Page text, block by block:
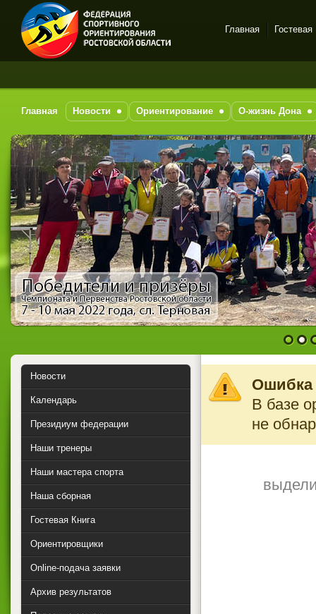
Спортивное
на-Дону
Главная Гостевая
Главная Новости Ориентирование О-жизнь Дона
1 2
Ошибка
В базе
не
Новости
Календарь
Президиум федерации
Наши тренеры
Наши мастера спорта
Наша сборная
Гостевая Книга
Ориентировщики
Online-подача заявки
Архив результатов